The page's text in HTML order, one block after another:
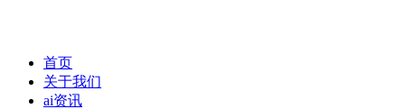
首页
关于我们
ai资讯